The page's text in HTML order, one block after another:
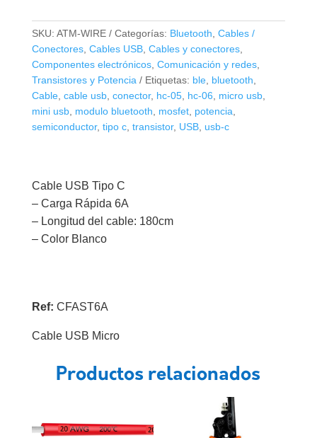
6A
Tipo
C
cantidad
SKU: ATM-WIRE Categorías: Bluetooth, Cables /
Conectores, Cables USB, Cables y conectores,
Componentes electrónicos, Comunicación y redes,
Transistores y Potencia
Etiquetas: ble, bluetooth,
Cable, cable usb, conector, hc-05, hc-06, micro usb,
mini usb, modulo bluetooth, mosfet, potencia,
semiconductor, tipo c, transistor, USB, usb-c
Cable USB Tipo C
– Carga Rápida 6A
– Longitud del cable: 180cm
– Color Blanco
Ref: CFAST6A
Cable USB Micro
Productos relacionados